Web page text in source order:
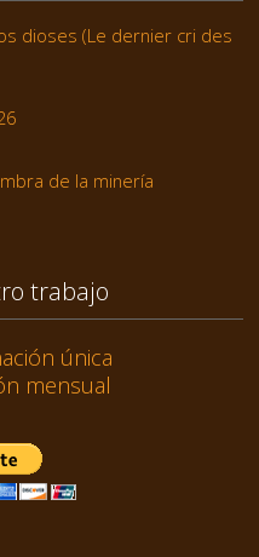
dioses (Le dernier cri des
de la minería
trabajo
única
mensual